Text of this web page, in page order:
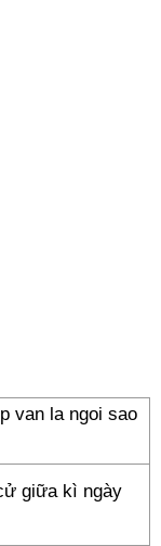
giữa kì ngày